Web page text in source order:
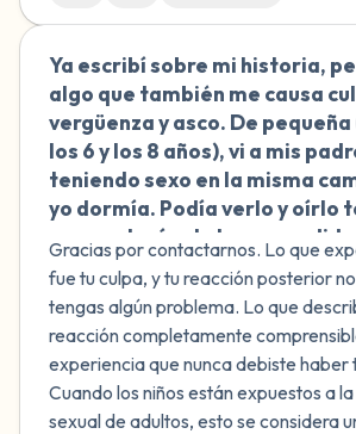
Ya escribí sobre mi historia,
algo que también me causa
vergüenza y asco. De
los 6 y los 8 años), vi a mis
teniendo sexo en la misma
yo dormía. Podía verlo y oírlo
porque tenían la luz
después, durante mi
veces usaba esas imágenes
memoria para masturbarme.
hace sentir como si estuviera
¿Me pasa algo? Me siento muy
avergonzada.
Gracias por contactarnos. Lo que
fue tu culpa, y tu reacción posterior
tengas algún problema. Lo que
reacción completamente
experiencia que nunca debiste haber
Cuando los niños están expuestos a
sexual de adultos, esto se considera